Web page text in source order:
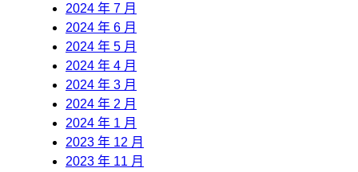
2024 年 7 月
2024 年 6 月
2024 年 5 月
2024 年 4 月
2024 年 3 月
2024 年 2 月
2024 年 1 月
2023 年 12 月
2023 年 11 月